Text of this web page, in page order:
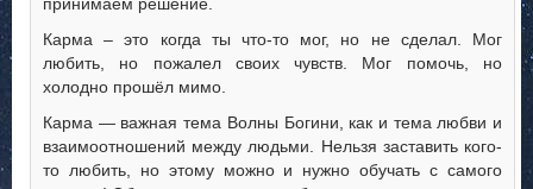
Карма – это когда ты что-то мог, но не сделал. Мог
любить, но пожалел своих чувств. Мог помочь, но
холодно прошёл мимо.
Карма — важная тема Волны Богини, как и тема любви и
взаимоотношений между людьми. Нельзя заставить кого-
то любить, но этому можно и нужно обучать с самого